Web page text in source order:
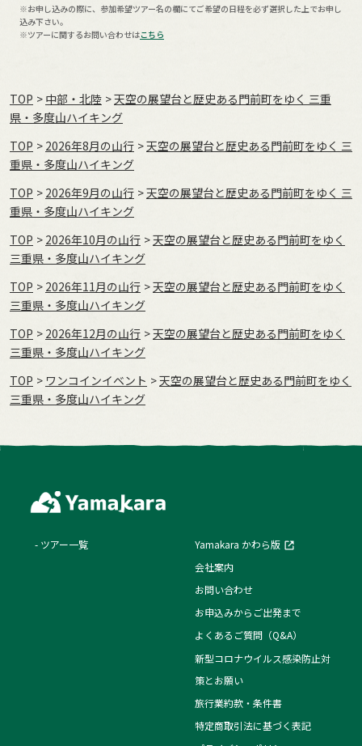
※お申し込みの際に、参加希望ツアー名の欄にてご希望の日程を必ず選択した上でお申し
込み下さい。
※ツアーに関するお問い合わせはこちら
TOP 中部・北陸
天空の展望台と歴史ある門前町をゆく 三重
県・多度山ハイキング
TOP
2026年8月の⼭⾏
天空の展望台と歴史ある門前町をゆく 三
重県・多度山ハイキング
TOP
2026年9月の⼭⾏
天空の展望台と歴史ある門前町をゆく 三
重県・多度山ハイキング
TOP
2026年10月の⼭⾏
天空の展望台と歴史ある門前町をゆく
三重県・多度山ハイキング
TOP
2026年11月の⼭⾏
天空の展望台と歴史ある門前町をゆく
三重県・多度山ハイキング
TOP
2026年12月の⼭⾏
天空の展望台と歴史ある門前町をゆく
三重県・多度山ハイキング
TOP
ワンコインイベント
天空の展望台と歴史ある門前町をゆく
三重県・多度山ハイキング
ツアー一覧
Yamakara かわら版
会社案内
お問い合わせ
お申込みからご出発まで
よくあるご質問（Q&A）
新型コロナウイルス感染防止対
策とお願い
旅行業約款・条件書
特定商取引法に基づく表記